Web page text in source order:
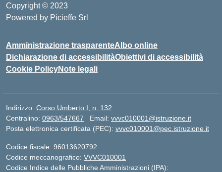
Copyright © 2023
Powered by Picieffe Srl
Amministrazione trasparenteAlbo online
Dichiarazione di accessibilitàObiettivi di accessibilità
Cookie PolicyNote legali
Indirizzo: Corso Umberto I, n. 132
Centralino: 0963/547667 Email: vvvc010001@istruzione.it
Posta elettronica certificata (PEC): vvvc010001@pec.istruzione.it
Codice fiscale: 96013620792
Codice meccanografico: VVVC010001
Codice Indice delle Pubbliche Amministrazioni (IPA):